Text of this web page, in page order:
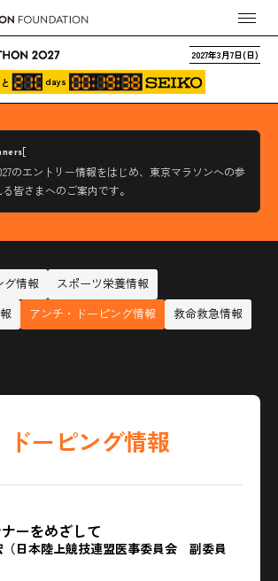
2027年3月7日(日)
days
のエントリー情報をはじめ、 東京マラソンへの参
皆さまへのご案内です。
グ情報
スポーツ栄養情報
アンチ・ドーピング情報
救命救急情報
ドーピング情報
ーをめざして
（日本陸上競技連盟医事委員会 副委員